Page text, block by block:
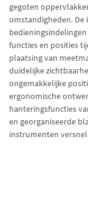
gegoten
omstandigheden.
functies en posities
plaatsing van
duidelijke
ongemakkelijke
ergonomische
hanteringsfuncties
en georganiseerde
instrumenten